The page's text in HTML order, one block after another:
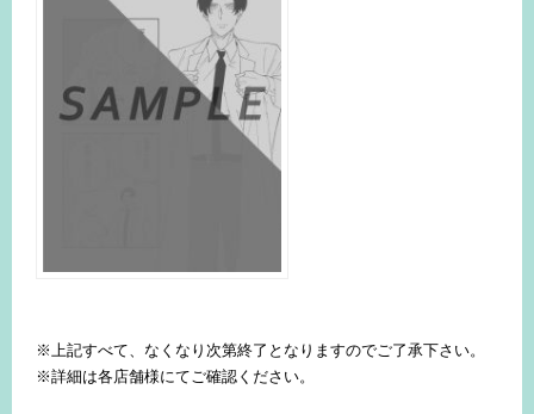
※上記すべて、なくなり次第終了となりますのでご了承下さい。
※詳細は各店舗様にてご確認ください。